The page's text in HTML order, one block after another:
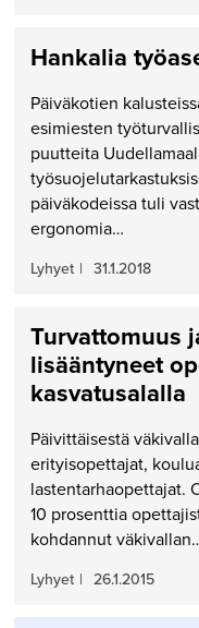
Hankalia
Päiväkotien
esimiesten
puutteita
päiväkodeissa tuli
ergonomia…
Lyhyet | 31.1.2018
Turvattomuus
lisääntyneet
kasvatusalalla
Päivittäisestä
erityisopettajat,
lastentarhaopettajat.
10 prosenttia
kohdannut
Lyhyet | 26.1.2015